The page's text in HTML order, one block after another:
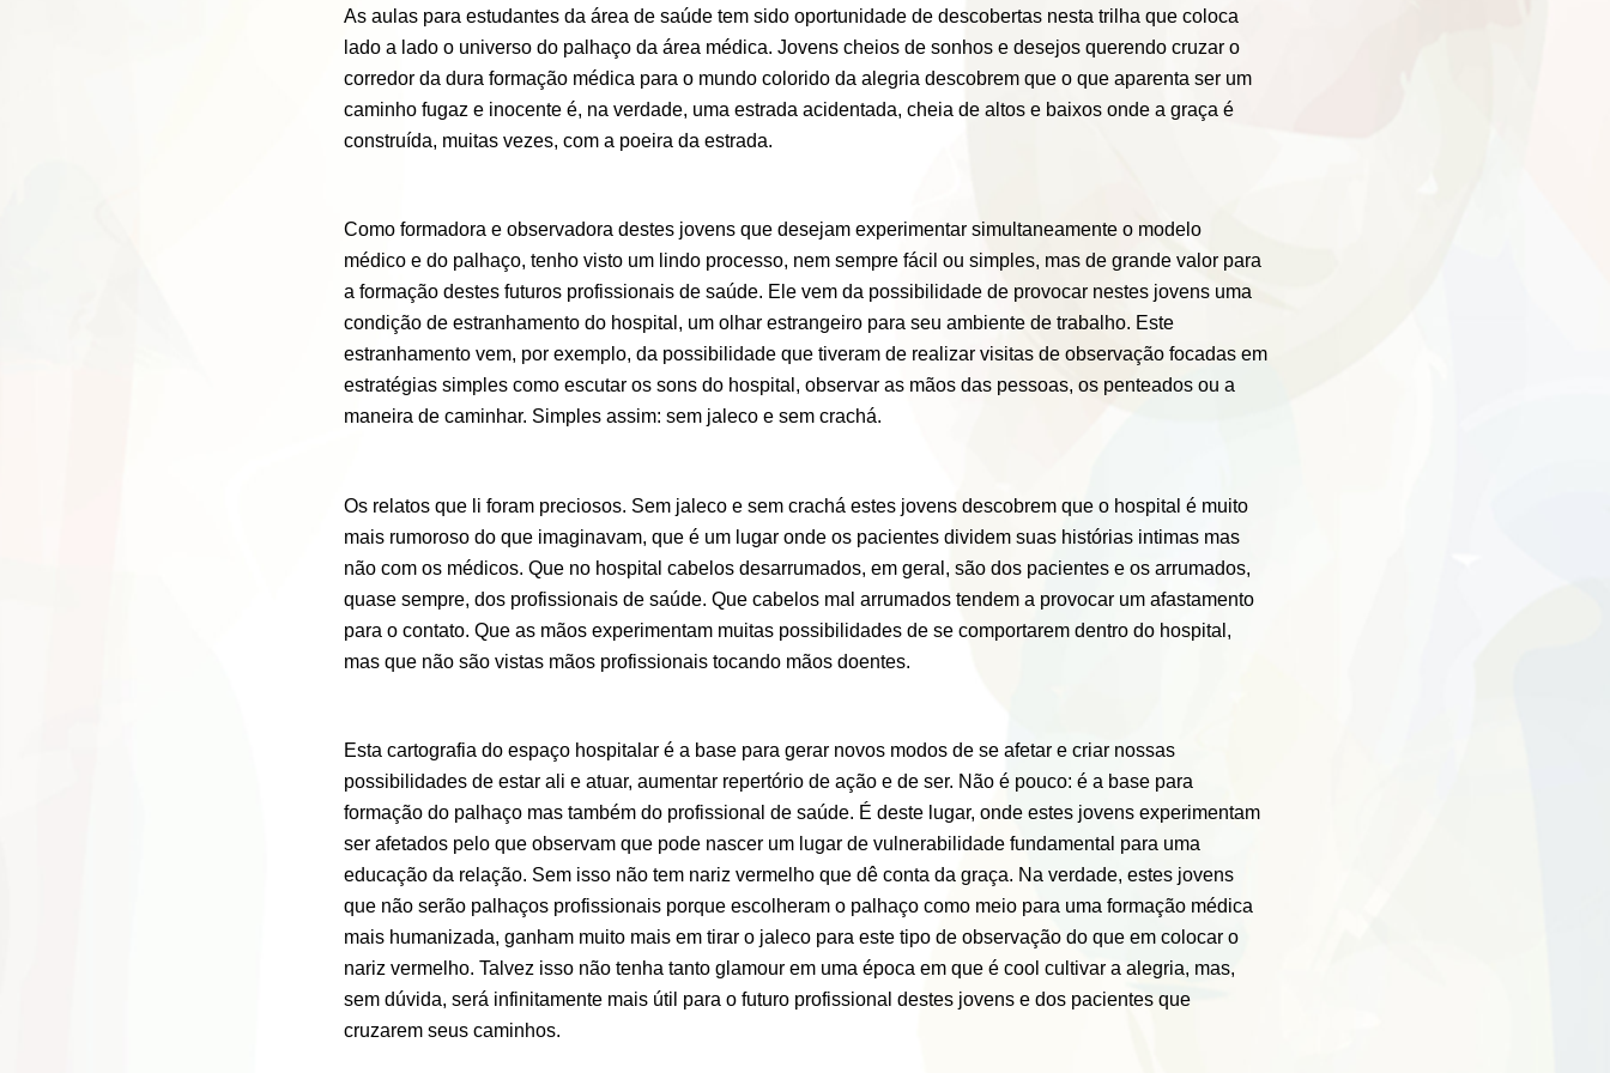
As aulas para estudantes da área de saúde tem sido oportunidade de descobertas nesta trilha que coloca
lado a lado o universo do palhaço da área médica. Jovens cheios de sonhos e desejos querendo cruzar o
corredor da dura formação médica para o mundo colorido da alegria descobrem que o que aparenta ser um
caminho fugaz e inocente é, na verdade, uma estrada acidentada, cheia de altos e baixos onde a graça é
construída, muitas vezes, com a poeira da estrada.
Como formadora e observadora destes jovens que desejam experimentar simultaneamente o modelo
médico e do palhaço, tenho visto um lindo processo, nem sempre fácil ou simples, mas de grande valor para
a formação destes futuros profissionais de saúde. Ele vem da possibilidade de provocar nestes jovens uma
condição de estranhamento do hospital, um olhar estrangeiro para seu ambiente de trabalho. Este
estranhamento vem, por exemplo, da possibilidade que tiveram de realizar visitas de observação focadas em
estratégias simples como escutar os sons do hospital, observar as mãos das pessoas, os penteados ou a
maneira de caminhar. Simples assim: sem jaleco e sem crachá.
Os relatos que li foram preciosos. Sem jaleco e sem crachá estes jovens descobrem que o hospital é muito
mais rumoroso do que imaginavam, que é um lugar onde os pacientes dividem suas histórias intimas mas
não com os médicos. Que no hospital cabelos desarrumados, em geral, são dos pacientes e os arrumados,
quase sempre, dos profissionais de saúde. Que cabelos mal arrumados tendem a provocar um afastamento
para o contato. Que as mãos experimentam muitas possibilidades de se comportarem dentro do hospital,
mas que não são vistas mãos profissionais tocando mãos doentes.
Esta cartografia do espaço hospitalar é a base para gerar novos modos de se afetar e criar nossas
possibilidades de estar ali e atuar, aumentar repertório de ação e de ser. Não é pouco: é a base para
formação do palhaço mas também do profissional de saúde. É deste lugar, onde estes jovens experimentam
ser afetados pelo que observam que pode nascer um lugar de vulnerabilidade fundamental para uma
educação da relação. Sem isso não tem nariz vermelho que dê conta da graça. Na verdade, estes jovens
que não serão palhaços profissionais porque escolheram o palhaço como meio para uma formação médica
mais humanizada, ganham muito mais em tirar o jaleco para este tipo de observação do que em colocar o
nariz vermelho. Talvez isso não tenha tanto glamour em uma época em que é cool cultivar a alegria, mas,
sem dúvida, será infinitamente mais útil para o futuro profissional destes jovens e dos pacientes que
cruzarem seus caminhos.